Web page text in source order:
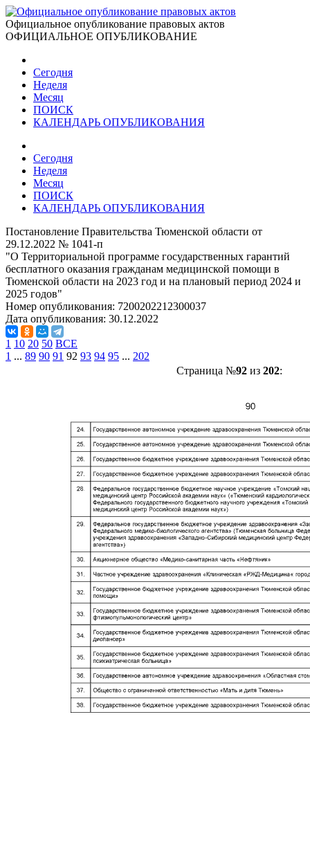
Официальное опубликование правовых актов
ОФИЦИАЛЬНОЕ ОПУБЛИКОВАНИЕ
Сегодня
Неделя
Месяц
ПОИСК
КАЛЕНДАРЬ ОПУБЛИКОВАНИЯ
Сегодня
Неделя
Месяц
ПОИСК
КАЛЕНДАРЬ ОПУБЛИКОВАНИЯ
Постановление Правительства Тюменской области от
29.12.2022 № 1041-п
"О Территориальной программе государственных гарантий
бесплатного оказания гражданам медицинской помощи в
Тюменской области на 2023 год и на плановый период 2024 и
2025 годов"
Номер опубликования: 7200202212300037
Дата опубликования: 30.12.2022
1 10 20 50 ВСЕ
1 ... 89 90 91 92 93 94 95 ... 202
Страница №92из 202: